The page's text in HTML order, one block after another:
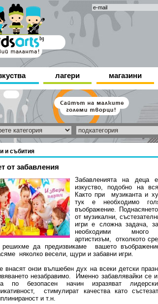
лагери магазини
и събития
от забавления
Забавленията на деца
изкуство, подобно на
Както при музиканта и
тук е необходимо
въображение.
от музикални,
игри е сложна задача,
необходими много
артистизъм, отколкото
да предизвикаме вашето
няколко весели, щури и забавни игри.
внасят онзи вълшебен дух на всеки детски
незабравимо. Именно забавлявайки се и
по безопасен начин изразяват
стимулират качества като
и т.н.